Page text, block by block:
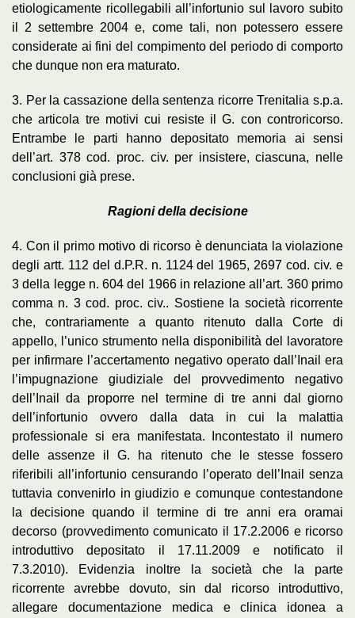
etiologicamente ricollegabili all’infortunio sul lavoro subito
il 2 settembre 2004 e, come tali, non potessero essere
considerate ai fini del compimento del periodo di comporto
che dunque non era maturato.
3. Per la cassazione della sentenza ricorre Trenitalia s.p.a.
che articola tre motivi cui resiste il G. con controricorso.
Entrambe le parti hanno depositato memoria ai sensi
dell’art. 378 cod. proc. civ. per insistere, ciascuna, nelle
conclusioni già prese.
Ragioni della decisione
4. Con il primo motivo di ricorso è denunciata la violazione
degli artt. 112 del d.P.R. n. 1124 del 1965, 2697 cod. civ. e
3 della legge n. 604 del 1966 in relazione all’art. 360 primo
comma n. 3 cod. proc. civ.. Sostiene la società ricorrente
che, contrariamente a quanto ritenuto dalla Corte di
appello, l’unico strumento nella disponibilità del lavoratore
per infirmare l’accertamento negativo operato dall’Inail era
l’impugnazione giudiziale del provvedimento negativo
dell’Inail da proporre nel termine di tre anni dal giorno
dell’infortunio ovvero dalla data in cui la malattia
professionale si era manifestata. Incontestato il numero
delle assenze il G. ha ritenuto che le stesse fossero
riferibili all’infortunio censurando l’operato dell’Inail senza
tuttavia convenirlo in giudizio e comunque contestandone
la decisione quando il termine di tre anni era oramai
decorso (provvedimento comunicato il 17.2.2006 e ricorso
introduttivo depositato il 17.11.2009 e notificato il
7.3.2010). Evidenzia inoltre la società che la parte
ricorrente avrebbe dovuto, sin dal ricorso introduttivo,
allegare documentazione medica e clinica idonea a